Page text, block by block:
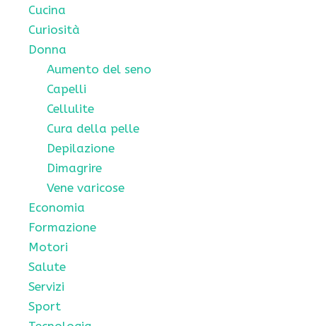
Cucina
Curiosità
Donna
Aumento del seno
Capelli
Cellulite
Cura della pelle
Depilazione
Dimagrire
Vene varicose
Economia
Formazione
Motori
Salute
Servizi
Sport